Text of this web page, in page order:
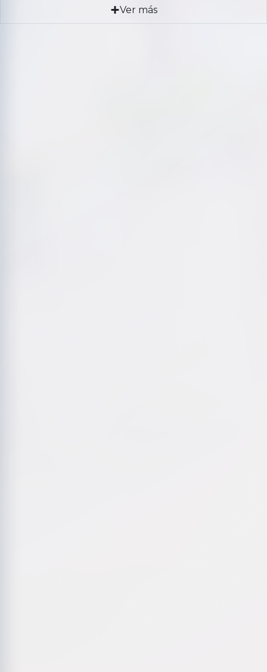
Ver más